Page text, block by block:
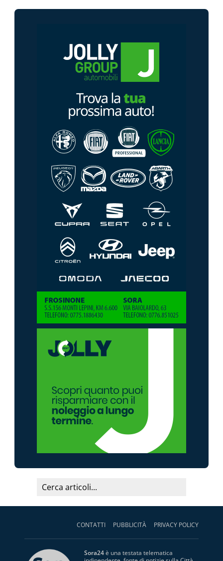
CONTATTI PUBBLICITÀ PRIVACY POLICY
Sora24è una testata telematica